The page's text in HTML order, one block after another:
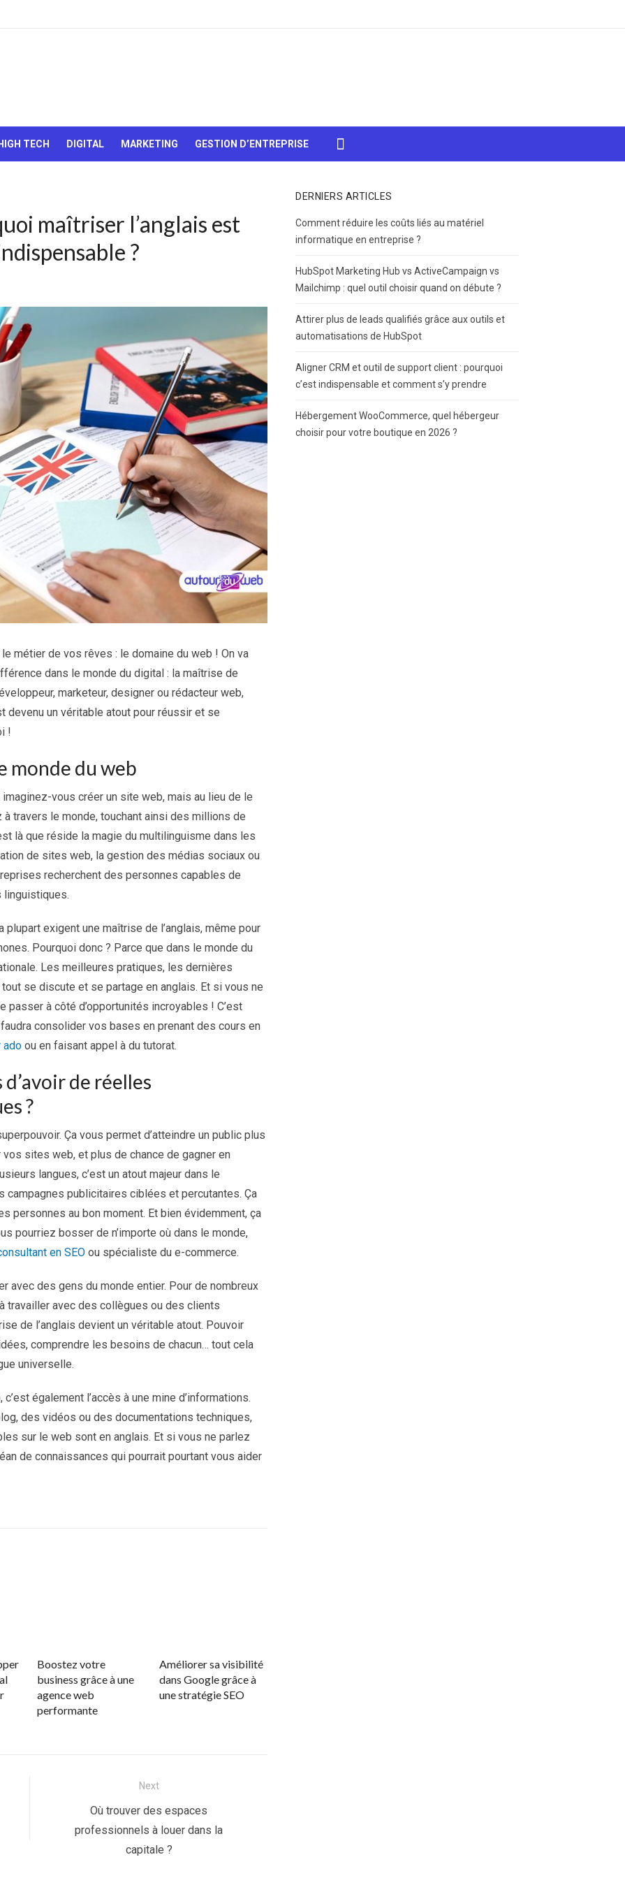
chocolats…
tomber !
HIGH TECH DIGITAL MARKETING GESTION D’ENTREPRISE
maîtriser l’anglais est
?
métier de vos rêves : le domaine du web ! On va
dans le monde du digital : la maîtrise de
marketeur, designer ou rédacteur web,
devenu un véritable atout pour réussir et se
!
monde du web
vous créer un site web, mais au lieu de le
travers le monde, touchant ainsi des millions de
là que réside la magie du multilinguisme dans les
de sites web, la gestion des médias sociaux ou
recherchent des personnes capables de
linguistiques.
plupart exigent une maîtrise de l’anglais, même pour
Pourquoi donc ? Parce que dans le monde du
Les meilleures pratiques, les dernières
se discute et se partage en anglais. Et si vous ne
à côté d’opportunités incroyables ! C’est
consolider vos bases en prenant des cours en
ado ou en faisant appel à du tutorat.
de réelles
?
Ça vous permet d’atteindre un public plus
sites web, et plus de chance de gagner en
langues, c’est un atout majeur dans le
campagnes publicitaires ciblées et percutantes. Ça
personnes au bon moment. Et bien évidemment, ça
pourriez bosser de n’importe où dans le monde,
en SEO ou spécialiste du e-commerce.
avec des gens du monde entier. Pour de nombreux
travailler avec des collègues ou des clients
de l’anglais devient un véritable atout. Pouvoir
comprendre les besoins de chacun… tout cela
universelle.
également l’accès à une mine d’informations.
des vidéos ou des documentations techniques,
sur le web sont en anglais. Et si vous ne parlez
de connaissances qui pourrait pourtant vous aider
Boostez votre
business grâce à une
agence web
performante
Améliorer sa visibilité
dans Google grâce à
une stratégie SEO
Next
post:
Où trouver des espaces
professionnels à louer dans la
capitale ?
DERNIERS ARTICLES
Comment réduire les coûts liés au matériel
informatique en entreprise ?
HubSpot Marketing Hub vs ActiveCampaign vs
Mailchimp : quel outil choisir quand on débute ?
Attirer plus de leads qualifiés grâce aux outils et
automatisations de HubSpot
Aligner CRM et outil de support client : pourquoi
c’est indispensable et comment s’y prendre
Hébergement WooCommerce, quel hébergeur
choisir pour votre boutique en 2026 ?